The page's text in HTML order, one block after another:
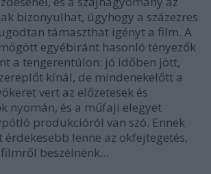
bizonyulhat, úgyhogy a százezres
támaszthat igényt a film. A
egyébiránt hasonló tényezők
a tengerentúlon: jó időben jött,
kínál, de mindenekelőtt a
vert az előzetesek és
nyomán, és a műfaji elegyet
produkcióról van szó. Ennek
lenne az okfejtegetés,
beszélnénk...